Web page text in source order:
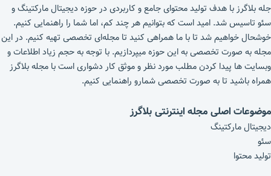
جله بلاگرز با هدف تولید محتوای جامع و کاربردی در حوزه دیجیتال مارکتینگ و
سئو تاسیس شد. امید است که بتوانیم هر چند کم، اما شما را راهنمایی کنیم.
خوشحال خواهیم شد تا با ما همراهی کنید تا مجله‌ای تخصصی تهیه کنیم. در این
مجله به صورت تخصصی به این حوزه میپردازیم. با توجه به حجم زیاد اطلاعات و
وبسایت ها پیدا کردن مطلب مورد نظر و موثق کار دشواری است با مجله بلاگرز
همراه باشید تا به صورت تخصصی شمارو راهنمایی کنیم.
موضوعات اصلی مجله اینترنتی بلاگرز
دیجیتال مارکتینگ
سئو
تولید محتوا